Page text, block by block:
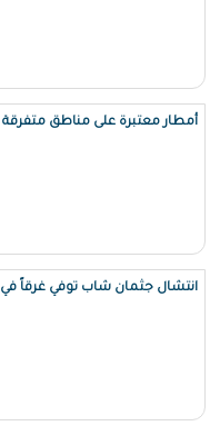
أمطار معتبرة على مناطق
انتشال جثمان شاب توفي غرقاً في